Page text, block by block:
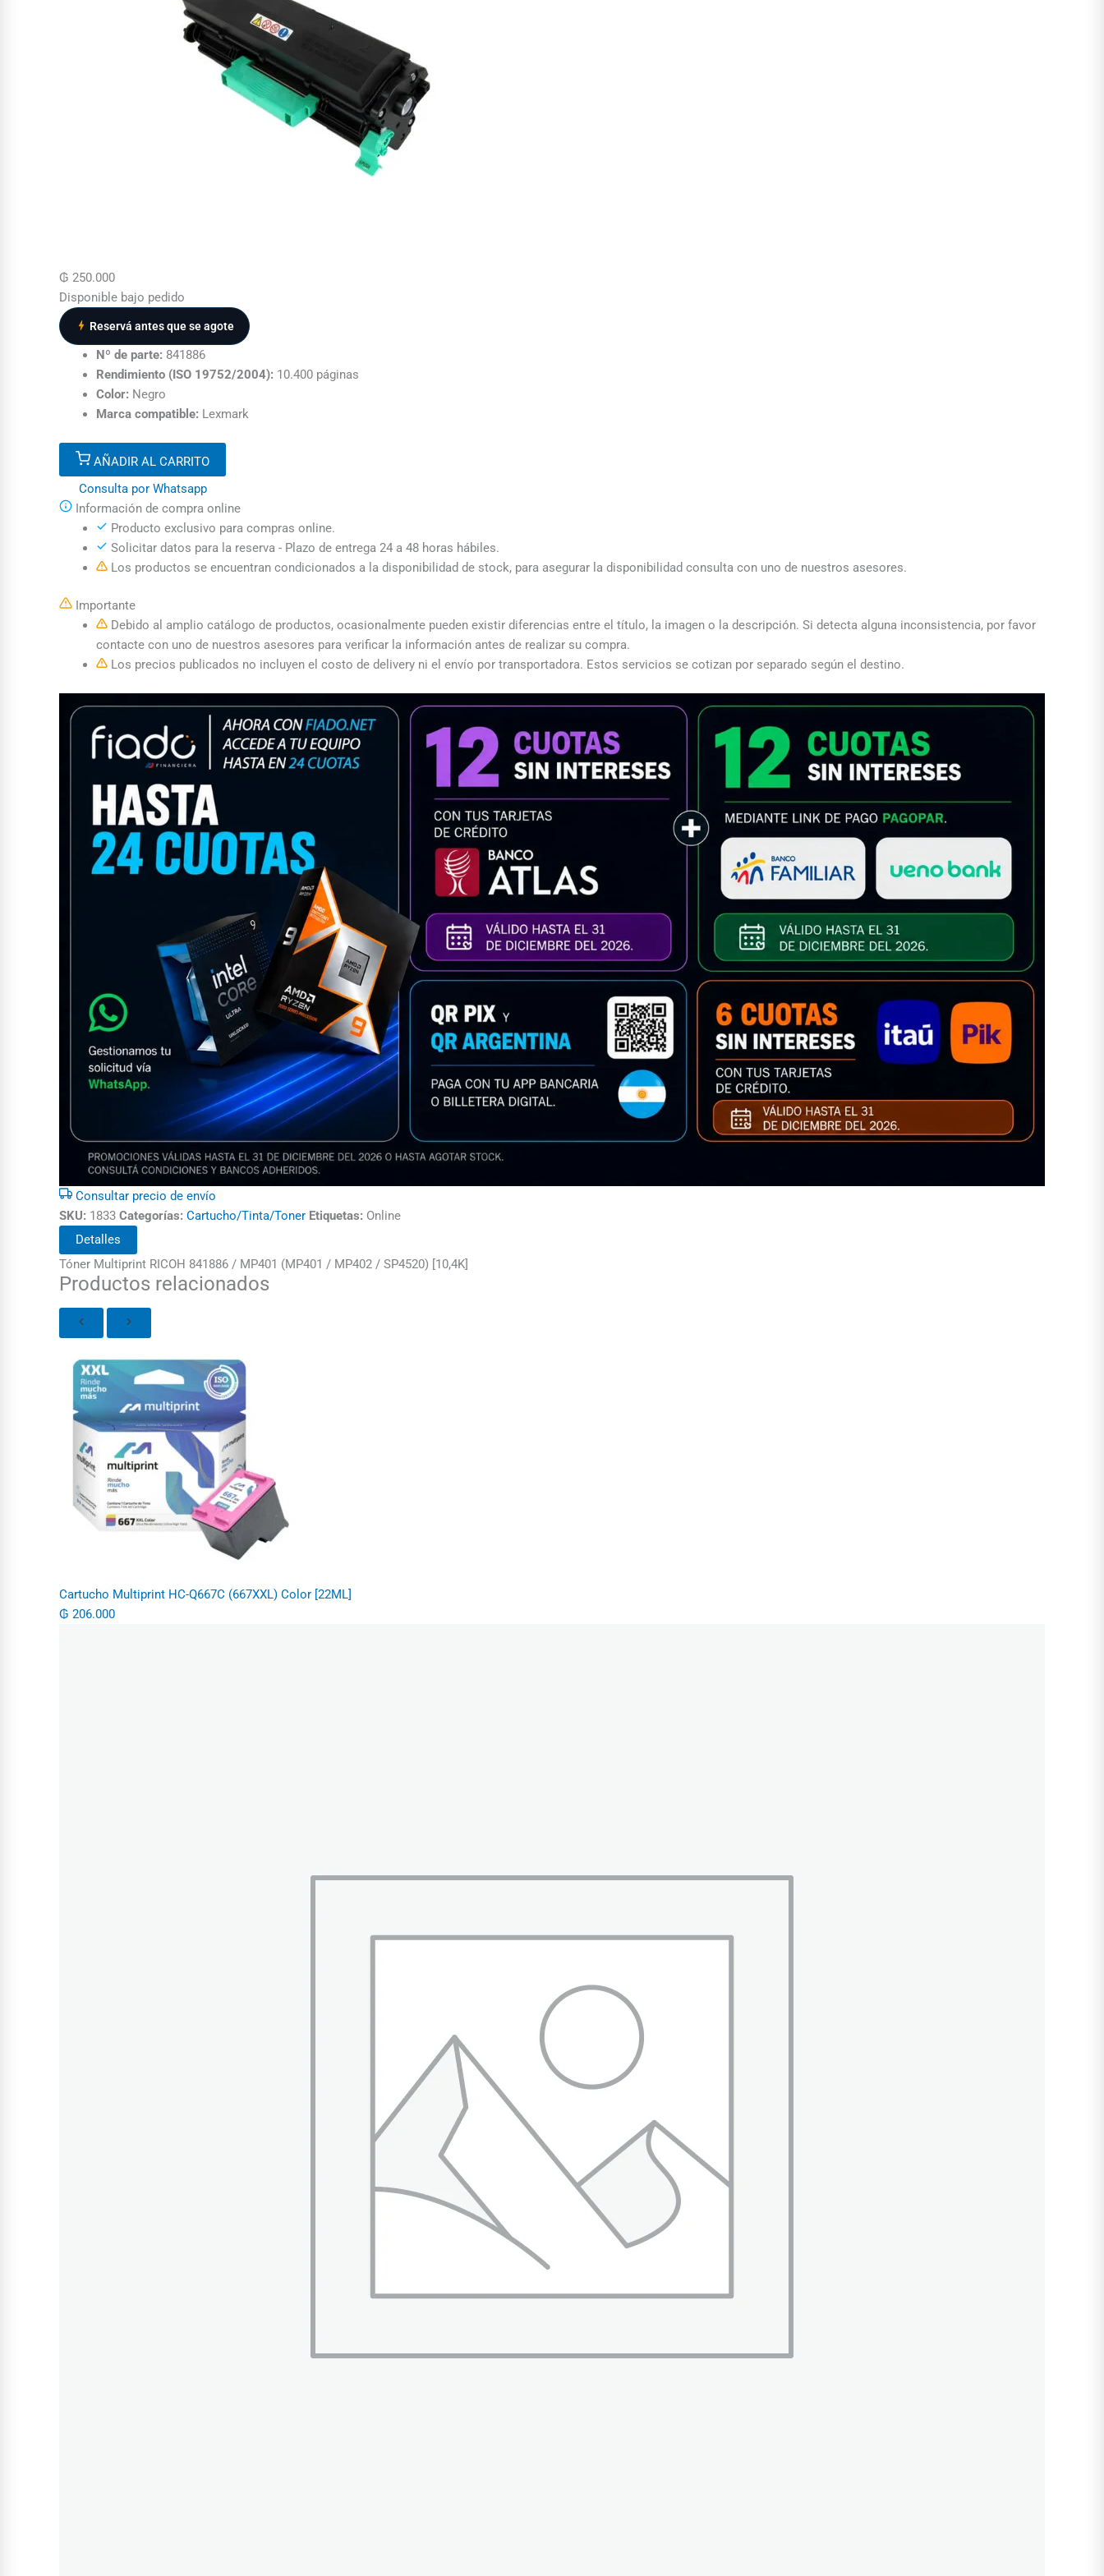
₲ 250.000
Disponible bajo pedido
Reservá antes que se agote
Nº de parte: 841886
Rendimiento (ISO 19752/2004): 10.400 páginas
Color: Negro
Marca compatible: Lexmark
AÑADIR AL CARRITO
Consulta por Whatsapp
Información de compra online
Producto exclusivo para compras online.
Solicitar datos para la reserva - Plazo de entrega 24 a 48 horas hábiles.
Los productos se encuentran condicionados a la disponibilidad de stock, para asegurar la disponibilidad consulta con uno de nuestros asesores.
Importante
Debido al amplio catálogo de productos, ocasionalmente pueden existir diferencias entre el título, la imagen o la descripción. Si detecta alguna inconsistencia, por favor
contacte con uno de nuestros asesores para verificar la información antes de realizar su compra.
Los precios publicados no incluyen el costo de delivery ni el envío por transportadora. Estos servicios se cotizan por separado según el destino.
Consultar precio de envío
SKU: 1833 Categorías: Cartucho/Tinta/Toner Etiquetas: Online
Detalles
Tóner Multiprint RICOH 841886 / MP401 (MP401 / MP402 / SP4520) [10,4K]
Productos relacionados
Cartucho Multiprint HC-Q667C (667XXL) Color [22ML]
₲ 206.000